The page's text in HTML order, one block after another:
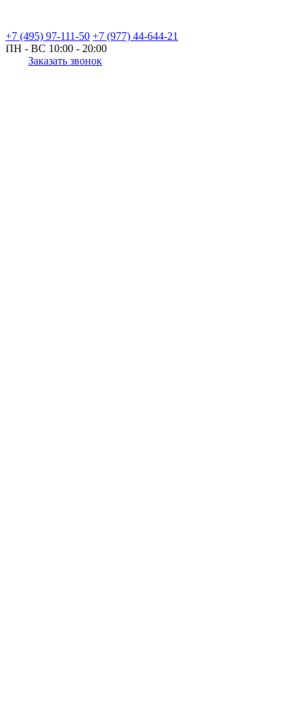
+7 (495) 97-111-50 +7 (977) 44-644-21
ПН - ВС 10:00 - 20:00
Заказать звонок